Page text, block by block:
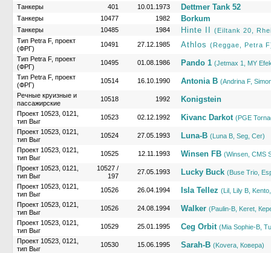
Танкеры 401 10.01.1973 Dettmer Tank 52
Танкеры 10477 1982 Borkum
Танкеры 10485 1984 Hinte II
(Eiltank 20,
Тип Petra F, проект
(ФРГ)
10491 27.12.1985 Athlos (Reggae, Petra
Тип Petra F, проект
(ФРГ)
10495 01.08.1986 Pando 1 (Jetmax 1, MY
Тип Petra F, проект
(ФРГ)
10514 16.10.1990 Antonia B (Andrina F,
Речные круизные и
пассажирские
10518 1992 Konigstein
Проект 10523, 0121,
тип Выг
10523 02.12.1992 Kivanc Darkot (PGE
Проект 10523, 0121,
тип Выг
10524 27.05.1993 Luna-B (Luna B, Seg, Сег)
Проект 10523, 0121,
тип Выг
10525 12.11.1993 Winsen FB (Winsen, CMS
Проект 10523, 0121,
тип Выг
10527 /
197
27.05.1993 Lucky Buck (Buse Trio,
Проект 10523, 0121,
тип Выг
10526 26.04.1994 Isla Tellez (Lil, Lily B,
Проект 10523, 0121,
тип Выг
10526 24.08.1994 Walker (Paulin-B, Keret,
Проект 10523, 0121,
тип Выг
10529 25.01.1995 Ceg Orbit (Mia Sophie-B,
Проект 10523, 0121,
тип Выг
10530 15.06.1995 Sarah-B (Kovera, Ковера)